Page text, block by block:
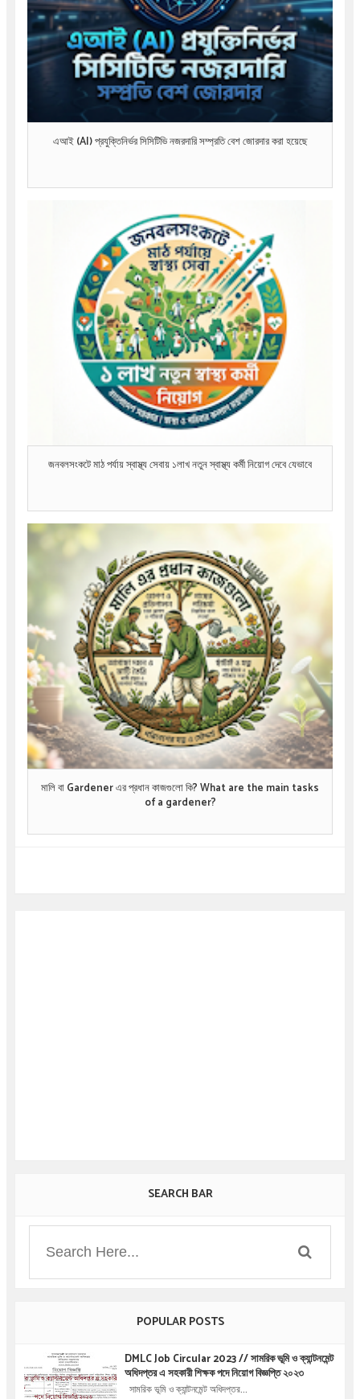
এআই (AI) প্রযুক্তিনির্ভর সিসিটিভি নজরদারি সম্প্রতি বেশ জোরদার করা হয়েছে
জনবলসংকটে মাঠ পর্যায় স্বাস্থ্য সেবায় ১লাখ নতুন স্বাস্থ্য কর্মী নিয়োগ দেবে যেভাবে
মালি বা Gardener এর প্রধান কাজগুলো কি? What are the main tasks
of a gardener?
SEARCH BAR
POPULAR POSTS
DMLC Job Circular 2023 // সামরিক ভূমি ও ক্যান্টনমেন্ট
অধিদপ্তর এ সহকারী শিক্ষক পদে নিয়োগ বিজ্ঞপ্তি ২০২৩
সামরিক ভূমি ও ক্যান্টনমেন্ট অধিদপ্তর...